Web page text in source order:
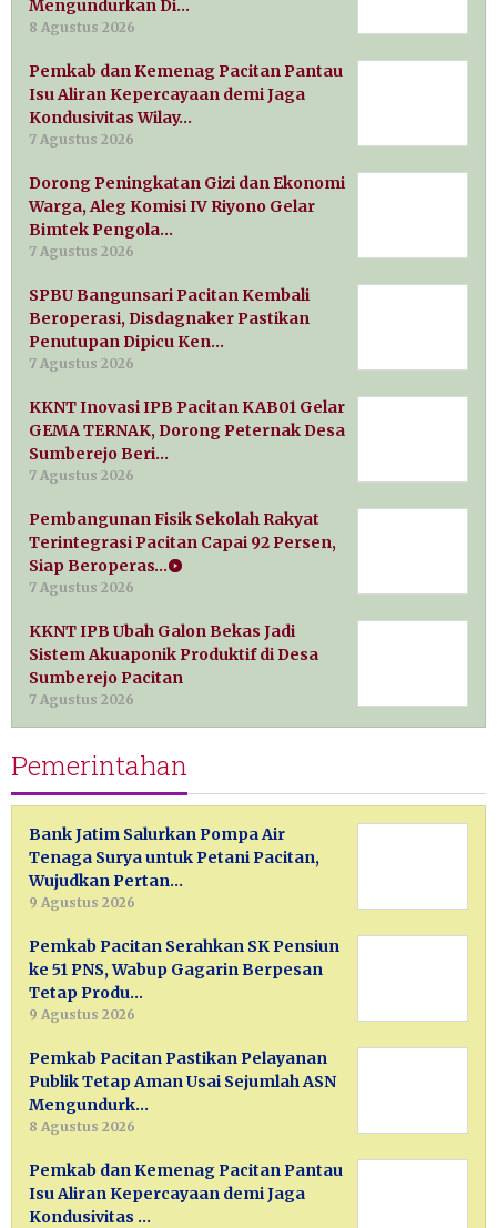
Mengundurkan Di…
8 Agustus 2026
Pemkab dan Kemenag Pacitan Pantau
Isu Aliran Kepercayaan demi Jaga
Kondusivitas Wilay…
7 Agustus 2026
Dorong Peningkatan Gizi dan Ekonomi
Warga, Aleg Komisi IV Riyono Gelar
Bimtek Pengola…
7 Agustus 2026
SPBU Bangunsari Pacitan Kembali
Beroperasi, Disdagnaker Pastikan
Penutupan Dipicu Ken…
7 Agustus 2026
KKNT Inovasi IPB Pacitan KAB01 Gelar
GEMA TERNAK, Dorong Peternak Desa
Sumberejo Beri…
7 Agustus 2026
Pembangunan Fisik Sekolah Rakyat
Terintegrasi Pacitan Capai 92 Persen,
Siap Beroperas…
7 Agustus 2026
KKNT IPB Ubah Galon Bekas Jadi
Sistem Akuaponik Produktif di Desa
Sumberejo Pacitan
7 Agustus 2026
Pemerintahan
Bank Jatim Salurkan Pompa Air
Tenaga Surya untuk Petani Pacitan,
Wujudkan Pertan…
9 Agustus 2026
Pemkab Pacitan Serahkan SK Pensiun
ke 51 PNS, Wabup Gagarin Berpesan
Tetap Produ…
9 Agustus 2026
Pemkab Pacitan Pastikan Pelayanan
Publik Tetap Aman Usai Sejumlah ASN
Mengundurk…
8 Agustus 2026
Pemkab dan Kemenag Pacitan Pantau
Isu Aliran Kepercayaan demi Jaga
Kondusivitas …